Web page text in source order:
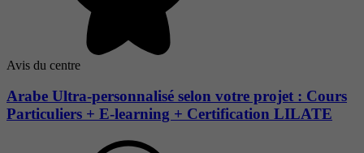
Avis du centre
Arabe Ultra-personnalisé selon votre projet : Cours
Particuliers + E-learning + Certification LILATE